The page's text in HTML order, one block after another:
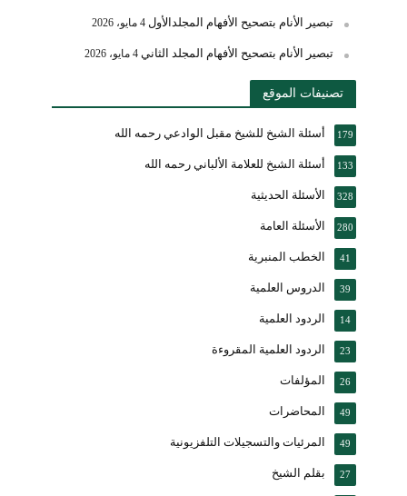
تبصير الأنام بتصحيح الأفهام المجلدالأول 4 مايو، 2026
تبصير الأنام بتصحيح الأفهام المجلد الثاني 4 مايو، 2026
تصنيفات الموقع
أسئلة الشيخ للشيخ مقبل الوادعي رحمه الله 179
أسئلة الشيخ للعلامة الألباني رحمه الله 133
الأسئلة الحديثية 328
الأسئلة العامة 280
الخطب المنبرية 41
الدروس العلمية 39
الردود العلمية 14
الردود العلمية المقروءة 23
المؤلفات 26
المحاضرات 49
المرئيات والتسجيلات التلفزيونية 49
بقلم الشيخ 27